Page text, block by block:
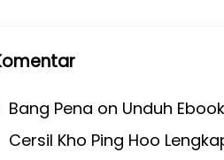
Bang Pena on Unduh Ebook
Cersil Kho Ping Hoo